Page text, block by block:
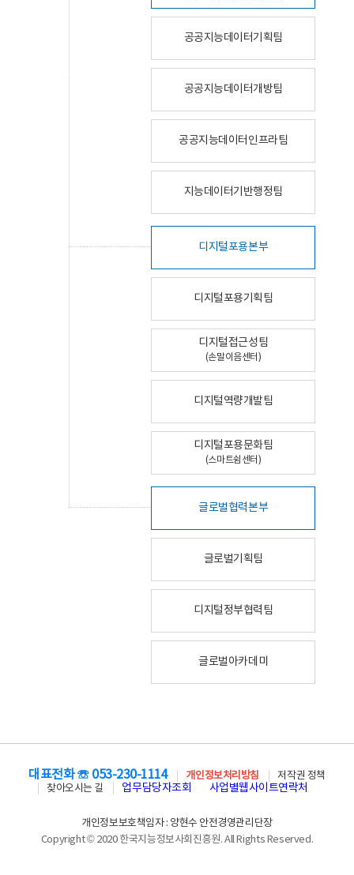
공공지능데이터기획팀
공공지능데이터개방팀
공공지능데이터인프라팀
지능데이터기반행정팀
디지털포용본부
디지털포용기획팀
디지털접근성팀
(손말이음센터)
디지털역량개발팀
디지털포용문화팀
(스마트쉼센터)
글로벌협력본부
글로벌기획팀
디지털정부협력팀
글로벌아카데미
대표전화 ☏ 053-230-1114 개인정보처리방침
저작권 정책
찾아오시는 길
업무담당자조회 사업별웹사이트연락처
개인정보보호책임자 : 양현수 안전경영관리단장
Copyright © 2020 한국지능정보사회진흥원. All Rights Reserved.